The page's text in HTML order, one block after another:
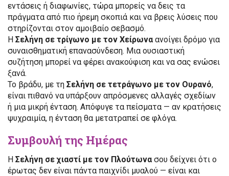
εντάσεις ή διαφωνίες, τώρα μπορείς να δεις τα
πράγματα από πιο ήρεμη σκοπιά και να βρεις λύσεις που
στηρίζονται στον αμοιβαίο σεβασμό.
Η Σελήνη σε τρίγωνο με τον Χείρωναανοίγει δρόμο για
συναισθηματική επανασύνδεση. Μια ουσιαστική
συζήτηση μπορεί να φέρει ανακούφιση και να σας ενώσει
ξανά.
Το βράδυ, με τη Σελήνη σε τετράγωνο με τον Ουρανό,
είναι πιθανό να υπάρξουν απρόσμενες αλλαγές σχεδίων
ή μια μικρή ένταση. Απόφυγε τα πείσματα — αν κρατήσεις
ψυχραιμία, η ένταση θα μετατραπεί σε φλόγα.
Συμβουλή της Ημέρας
Η Σελήνη σε χιαστί με τον Πλούτωνασου δείχνει ότι ο
έρωτας δεν είναι πάντα παιχνίδι μυαλού — είναι και